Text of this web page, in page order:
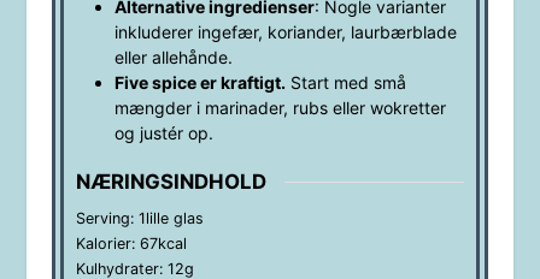
Alternative ingredienser: Nogle varianter
inkluderer ingefær, koriander, laurbærblade
eller allehånde.
Five spice er kraftigt. Start med små
mængder i marinader, rubs eller wokretter
og justér op.
NÆRINGSINDHOLD
Serving: 1lille glas
Kalorier: 67kcal
Kulhydrater: 12g